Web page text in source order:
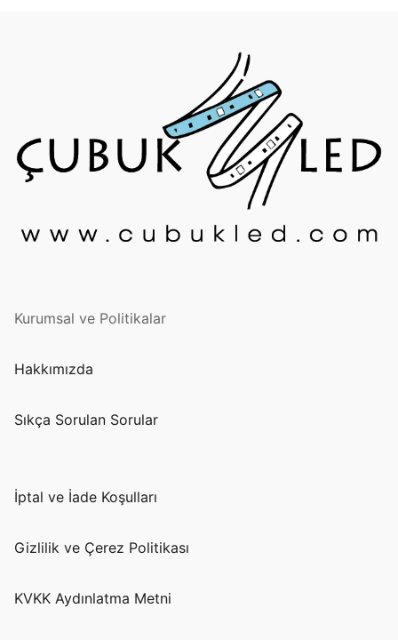
Kurumsal ve Politikalar
Hakkımızda
Sıkça Sorulan Sorular
İptal ve İade Koşulları
Gizlilik ve Çerez Politikası
KVKK Aydınlatma Metni